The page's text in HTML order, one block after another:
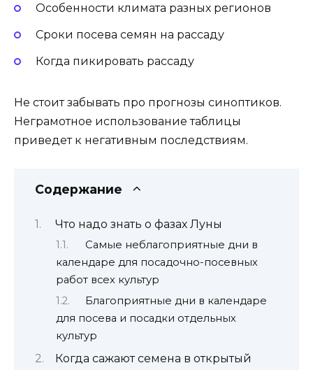
Особенности климата разных регионов
Сроки посева семян на рассаду
Когда пикировать рассаду
Не стоит забывать про прогнозы синоптиков.
Неграмотное использование таблицы
приведет к негативным последствиям.
Содержание
Что надо знать о фазах Луны
Самые неблагоприятные дни в
календаре для посадочно-посевных
работ всех культур
Благоприятные дни в календаре
для посева и посадки отдельных
культур
Когда сажают семена в открытый